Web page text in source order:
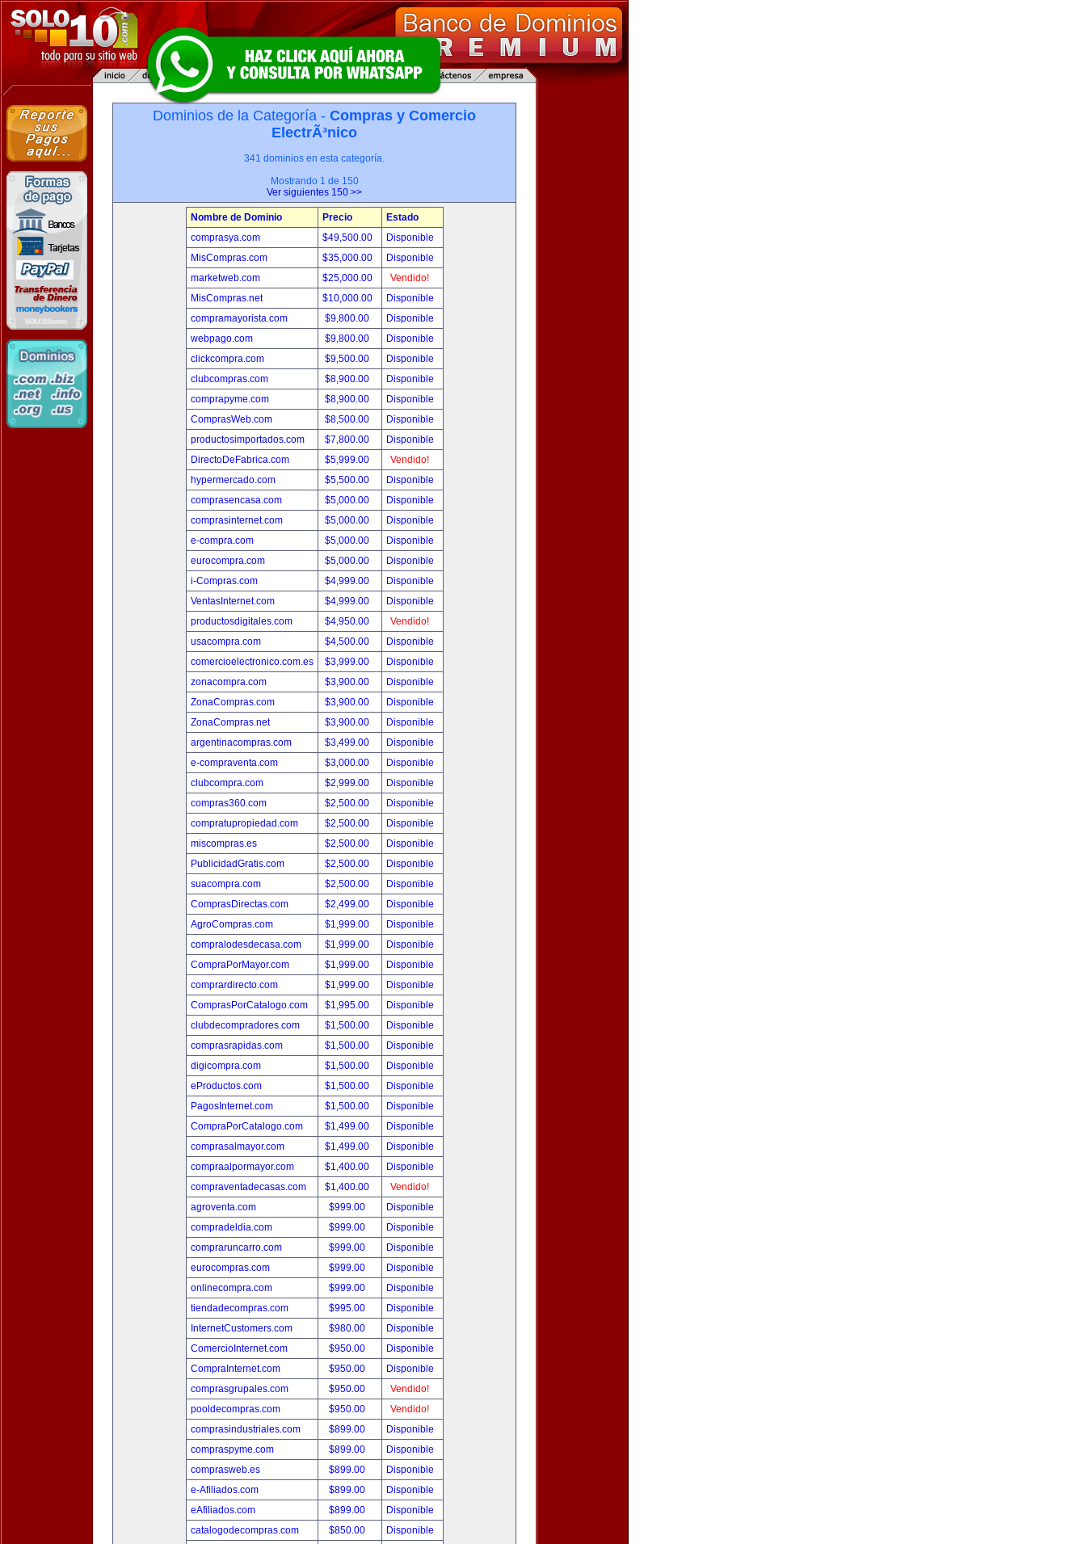
Dominios de la Categoría - Compras y Comercio
ElectrÃ³nico
341 dominios en esta categoría.
Mostrando 1 de 150
Ver siguientes 150 >>
Nombre de Dominio Precio
Estado
comprasya.com
$49,500.00
Disponible
MisCompras.com
$35,000.00
Disponible
marketweb.com
$25,000.00
Vendido!
MisCompras.net
$10,000.00
Disponible
compramayorista.com
$9,800.00
Disponible
webpago.com
$9,800.00
Disponible
clickcompra.com
$9,500.00
Disponible
clubcompras.com
$8,900.00
Disponible
comprapyme.com
$8,900.00
Disponible
ComprasWeb.com
$8,500.00
Disponible
productosimportados.com
$7,800.00
Disponible
DirectoDeFabrica.com
$5,999.00
Vendido!
hypermercado.com
$5,500.00
Disponible
comprasencasa.com
$5,000.00
Disponible
comprasinternet.com
$5,000.00
Disponible
e-compra.com
$5,000.00
Disponible
eurocompra.com
$5,000.00
Disponible
i-Compras.com
$4,999.00
Disponible
VentasInternet.com
$4,999.00
Disponible
productosdigitales.com
$4,950.00
Vendido!
usacompra.com
$4,500.00
Disponible
comercioelectronico.com.es
$3,999.00
Disponible
zonacompra.com
$3,900.00
Disponible
ZonaCompras.com
$3,900.00
Disponible
ZonaCompras.net
$3,900.00
Disponible
argentinacompras.com
$3,499.00
Disponible
e-compraventa.com
$3,000.00
Disponible
clubcompra.com
$2,999.00
Disponible
compras360.com
$2,500.00
Disponible
compratupropiedad.com
$2,500.00
Disponible
miscompras.es
$2,500.00
Disponible
PublicidadGratis.com
$2,500.00
Disponible
suacompra.com
$2,500.00
Disponible
ComprasDirectas.com
$2,499.00
Disponible
AgroCompras.com
$1,999.00
Disponible
compralodesdecasa.com
$1,999.00
Disponible
CompraPorMayor.com
$1,999.00
Disponible
comprardirecto.com
$1,999.00
Disponible
ComprasPorCatalogo.com
$1,995.00
Disponible
clubdecompradores.com
$1,500.00
Disponible
comprasrapidas.com
$1,500.00
Disponible
digicompra.com
$1,500.00
Disponible
eProductos.com
$1,500.00
Disponible
PagosInternet.com
$1,500.00
Disponible
CompraPorCatalogo.com
$1,499.00
Disponible
comprasalmayor.com
$1,499.00
Disponible
compraalpormayor.com
$1,400.00
Disponible
compraventadecasas.com
$1,400.00
Vendido!
agroventa.com
$999.00
Disponible
compradeldia.com
$999.00
Disponible
compraruncarro.com
$999.00
Disponible
eurocompras.com
$999.00
Disponible
onlinecompra.com
$999.00
Disponible
tiendadecompras.com
$995.00
Disponible
InternetCustomers.com
$980.00
Disponible
ComercioInternet.com
$950.00
Disponible
CompraInternet.com
$950.00
Disponible
comprasgrupales.com
$950.00
Vendido!
pooldecompras.com
$950.00
Vendido!
comprasindustriales.com
$899.00
Disponible
compraspyme.com
$899.00
Disponible
comprasweb.es
$899.00
Disponible
e-Afiliados.com
$899.00
Disponible
eAfiliados.com
$899.00
Disponible
catalogodecompras.com
$850.00
Disponible